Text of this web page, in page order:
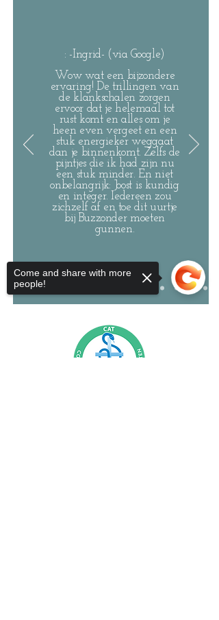
: -Ingrid- (via Google)
Wow wat een bijzondere
ervaring! De trillingen van
de klankschalen zorgen
ervoor dat je helemaal tot
rust komt en alles om je
heen even vergeet en een
stuk energieker weggaat
dan je binnenkomt. Zelfs de
pijntjes die ik had zijn nu
een stuk minder. En niet
onbelangrijk: Joost is kundig
en integer. Iedereen zou
zichzelf af en toe dit uurtje
bij Buzzonder moeten
gunnen.
Come and share with more
people!